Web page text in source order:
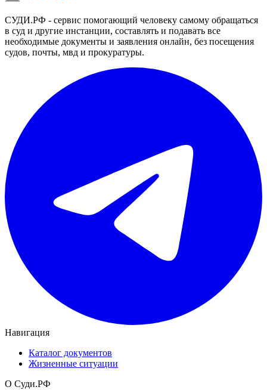
СУДИ.РФ - сервис помогающий человеку самому обращаться
в суд и другие инстанции, составлять и подавать все
необходимые документы и заявления онлайн, без посещения
судов, почты, мвд и прокуратуры.
Навигация
Каталог документов
Жизненные ситуации
О Суди.РФ